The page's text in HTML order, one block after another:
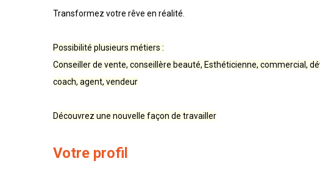
Transformez votre rêve en réalité.
Possibilité plusieurs métiers :
Conseiller de vente, conseillère beauté, Esthéticienne, commercial,
coach, agent, vendeur
Découvrez une nouvelle façon de travailler
Votre profil